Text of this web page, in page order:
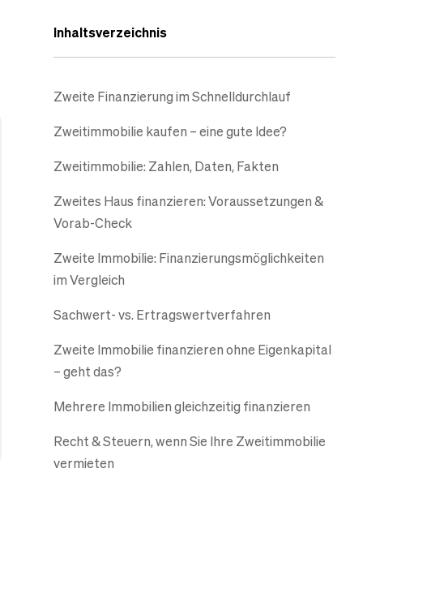
Inhaltsverzeichnis
Zweite Finanzierung im Schnelldurchlauf
Zweitimmobilie kaufen – eine gute Idee?
Zweitimmobilie: Zahlen, Daten, Fakten
Zweites Haus finanzieren: Voraussetzungen &
Vorab-Check
Zweite Immobilie: Finanzierungs­möglichkeiten
im Vergleich
Sachwert- vs. Ertragswertverfahren
Zweite Immobilie finanzieren ohne Eigenkapital
– geht das?
Mehrere Immobilien gleichzeitig finanzieren
Recht & Steuern, wenn Sie Ihre Zweitimmobilie
vermieten